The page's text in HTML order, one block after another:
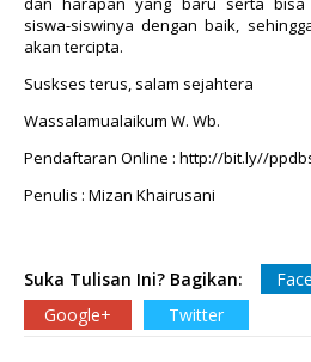
siswa-siswinya dengan baik,
akan tercipta.
Suskses terus, salam sejahtera
Wassalamualaikum W. Wb.
Pendaftaran Online : http://bit.ly//
Penulis : Mizan Khairusani
Suka Tulisan Ini? Bagikan:
Google+
Twitter